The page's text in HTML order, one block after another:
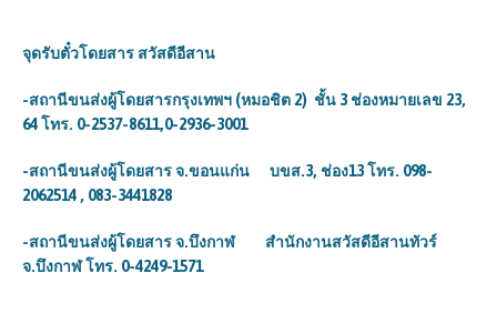
จุดรับตั๋วโดยสาร สวัสดีอีสาน
-สถานีขนส่งผู้โดยสารกรุงเทพฯ (หมอชิต 2) ชั้น 3 ช่องหมายเลข 23,
64 โทร. 0-2537-8611,0-2936-3001
-สถานีขนส่งผู้โดยสาร จ.ขอนแก่น บขส.3, ช่อง13 โทร. 098-
2062514 , 083-3441828
-สถานีขนส่งผู้โดยสาร จ.บึงกาฬ สำนักงานสวัสดีอีสานทัวร์
จ.บึงกาฬ โทร. 0-4249-1571